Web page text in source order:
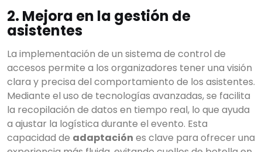
2. Mejora en la gestión de
asistentes
La implementación de un sistema de control de
accesos permite a los organizadores tener una visión
clara y precisa del comportamiento de los asistentes.
Mediante el uso de tecnologías avanzadas, se facilita
la recopilación de datos en tiempo real, lo que ayuda
a ajustar la logística durante el evento. Esta
capacidad de adaptación es clave para ofrecer una